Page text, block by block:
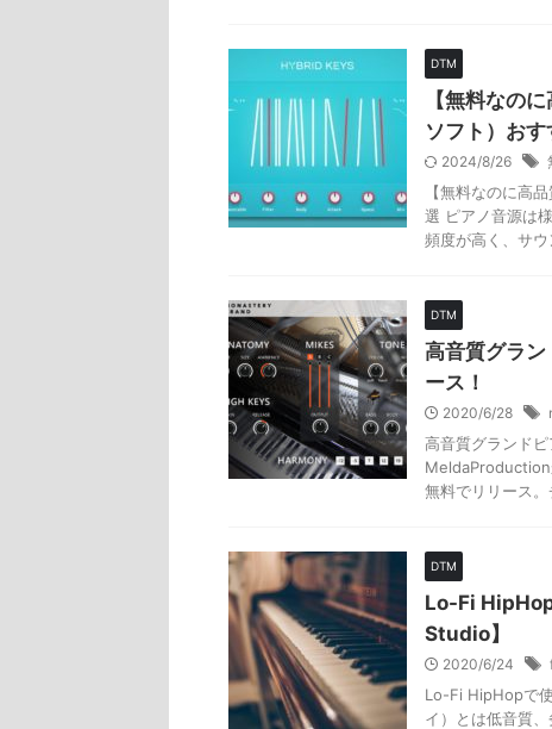
DTM
【無料なの
ソフト）お
2024/8/26
【無料なのに高
選 ピアノ音源は
頻度が高く、サ
DTM
高音質グラ
ース！
2020/6/28
高音質グランド
MeldaProduction
無料でリリース
DTM
Lo-Fi
Studio】
2020/6/24
Lo-Fi HipHopで
イ）とは低音質